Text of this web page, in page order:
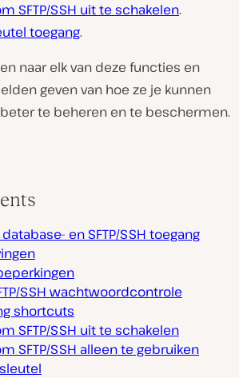
SFTP/SSH uit te schakelen.
toegang.
naar elk van deze functies en
geven van hoe ze je kunnen
te beheren en te beschermen.
en SFTP/SSH toegang
SSH wachtwoordcontrole
shortcuts
SFTP/SSH uit te schakelen
SFTP/SSH alleen te gebruiken